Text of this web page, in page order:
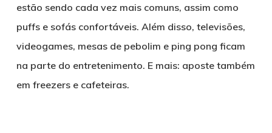
estão sendo cada vez mais comuns, assim como
puffs e sofás confortáveis. Além disso, televisões,
videogames, mesas de pebolim e ping pong ficam
na parte do entretenimento. E mais: aposte também
em freezers e cafeteiras.